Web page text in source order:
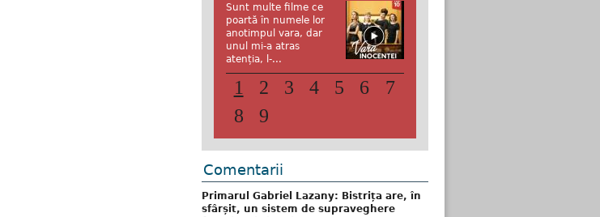
Sunt multe filme ce
poartă în numele lor
anotimpul vara, dar
unul mi-a atras
atenția, l-...
1 2 3 4 5 6
7
8
9
Comentarii
Primarul Gabriel Lazany: Bistrița are, în
sfârșit, un sistem de supraveghere